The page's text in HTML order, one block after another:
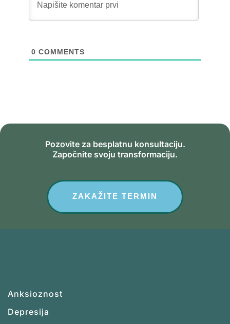
0 COMMENTS
Pozovite za besplatnu konsultaciju.
Započnite svoju transformaciju.
ZAKAŽITE TERMIN
Anksioznost
Depresija